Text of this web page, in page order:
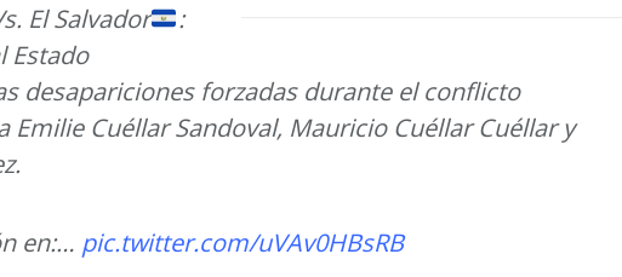
El Salvador
:
Estado
desapariciones forzadas durante el conflicto
Emilie Cuéllar Sandoval, Mauricio Cuéllar Cuéllar y
en:… pic.twitter.com/uVAv0HBsRB